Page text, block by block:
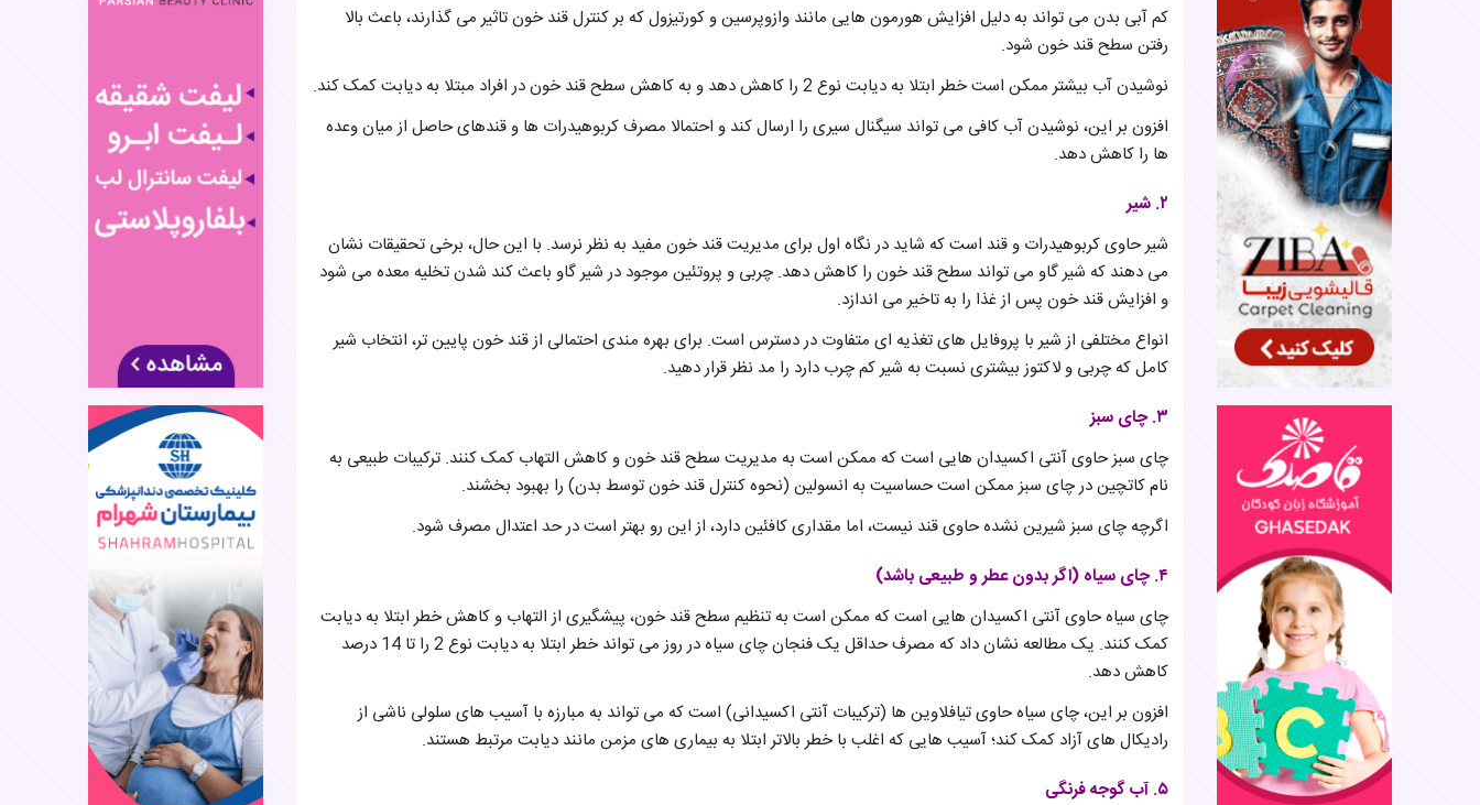
کم آبی بدن می تواند به دلیل افزایش هورمون هایی مانند وازوپرسین و کورتیزول که بر کنترل قند خون تاثیر می گذارند، باعث بالا
رفتن سطح قند خون شود.
نوشیدن آب بیشتر ممکن است خطر ابتلا به دیابت نوع 2 را کاهش دهد و به کاهش سطح قند خون در افراد مبتلا به دیابت کمک کند.
افزون بر این، نوشیدن آب کافی می تواند سیگنال سیری را ارسال کند و احتمالا مصرف کربوهیدرات ها و قندهای حاصل از میان وعده
ها را کاهش دهد.
۲. شیر
شیر حاوی کربوهیدرات و قند است که شاید در نگاه اول برای مدیریت قند خون مفید به نظر نرسد. با این حال، برخی تحقیقات نشان
می دهند که شیر گاو می تواند سطح قند خون را کاهش دهد. چربی و پروتئین موجود در شیر گاو باعث کند شدن تخلیه معده می شود
و افزایش قند خون پس از غذا را به تاخیر می اندازد.
انواع مختلفی از شیر با پروفایل های تغذیه ای متفاوت در دسترس است. برای بهره مندی احتمالی از قند خون پایین تر، انتخاب شیر
کامل که چربی و لاکتوز بیشتری نسبت به شیر کم چرب دارد را مد نظر قرار دهید.
۳. چای سبز
چای سبز حاوی آنتی اکسیدان هایی است که ممکن است به مدیریت سطح قند خون و کاهش التهاب کمک کنند. ترکیبات طبیعی به
نام کاتچین در چای سبز ممکن است حساسیت به انسولین (نحوه کنترل قند خون توسط بدن) را بهبود بخشند.
اگرچه چای سبز شیرین نشده حاوی قند نیست، اما مقداری کافئین دارد، از این رو بهتر است در حد اعتدال مصرف شود.
۴. چای سیاه (اگر بدون عطر و طبیعی باشد)
چای سیاه حاوی آنتی اکسیدان هایی است که ممکن است به تنظیم سطح قند خون، پیشگیری از التهاب و کاهش خطر ابتلا به دیابت
کمک کنند. یک مطالعه نشان داد که مصرف حداقل یک فنجان چای سیاه در روز می تواند خطر ابتلا به دیابت نوع 2 را تا 14 درصد
کاهش دهد.
افزون بر این، چای سیاه حاوی تیافلاوین ها (ترکیبات آنتی اکسیدانی) است که می تواند به مبارزه با آسیب های سلولی ناشی از
رادیکال های آزاد کمک کند؛ آسیب هایی که اغلب با خطر بالاتر ابتلا به بیماری های مزمن مانند دیابت مرتبط هستند.
۵. آب گوجه فرنگی